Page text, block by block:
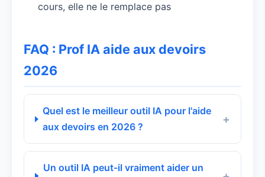
cours, elle ne le remplace pas
FAQ : Prof IA aide aux devoirs
2026
Quel est le meilleur outil IA pour l'aide
aux devoirs en 2026 ?
Un outil IA peut-il vraiment aider un